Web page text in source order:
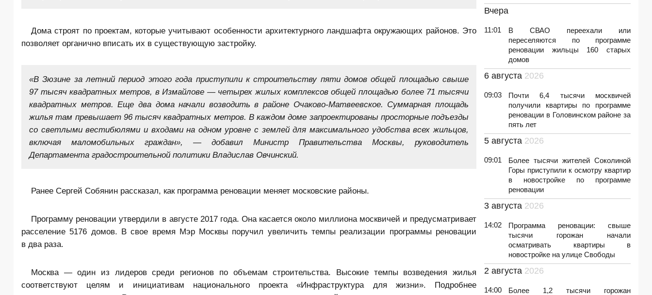
Дома строят по проектам, которые учитывают особенности архитектурного ландшафта окружающих районов. Это
позволяет органично вписать их в существующую застройку.
«В Зюзине за летний период этого года приступили к строительству пяти домов общей площадью свыше
97 тысяч квадратных метров, в Измайлове — четырех жилых комплексов общей площадью более 71 тысячи
квадратных метров. Еще два дома начали возводить в районе Очаково-Матвеевское. Суммарная площадь
жилья там превышает 96 тысяч квадратных метров. В каждом доме запроектированы просторные подъезды
со светлыми вестибюлями и входами на одном уровне с землей для максимального удобства всех жильцов,
включая маломобильных граждан», — добавил Министр Правительства Москвы, руководитель
Департамента градостроительной политики Владислав Овчинский.
Ранее Сергей Собянин рассказал, как программа реновации меняет московские районы.
Программу реновации утвердили в августе 2017 года. Она касается около миллиона москвичей и предусматривает
расселение 5176 домов. В свое время Мэр Москвы поручил увеличить темпы реализации программы реновации
в два раза.
Москва — один из лидеров среди регионов по объемам строительства. Высокие темпы возведения жилья
соответствуют целям и инициативам национального проекта «Инфраструктура для жизни». Подробнее
Вчера
11:01
В СВАО переехали или
переселяются по программе
реновации жильцы 160 старых
домов
6 августа 2026
09:03
Почти 6,4 тысячи москвичей
получили квартиры по программе
реновации в Головинском районе за
пять лет
5 августа 2026
09:01
Более тысячи жителей Соколиной
Горы приступили к осмотру квартир
в новостройке по программе
реновации
3 августа 2026
14:02
Программа реновации: свыше
тысячи горожан начали
осматривать квартиры в
новостройке на улице Свободы
2 августа 2026
14:00
Более 1,2 тысячи горожан